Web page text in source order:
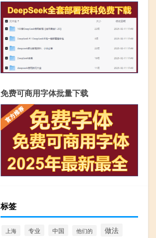
免费可商用字体批量下载
标签
上海 专业 中国 他们的 做法